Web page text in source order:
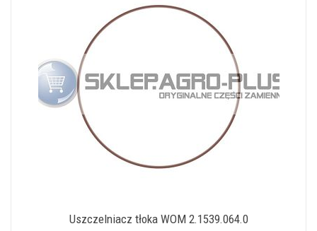
Uszczelniacz tłoka WOM 2.1539.064.0